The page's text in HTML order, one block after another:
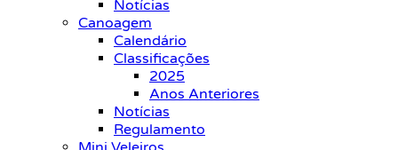
Notícias
Canoagem
Calendário
Classificações
2025
Anos Anteriores
Notícias
Regulamento